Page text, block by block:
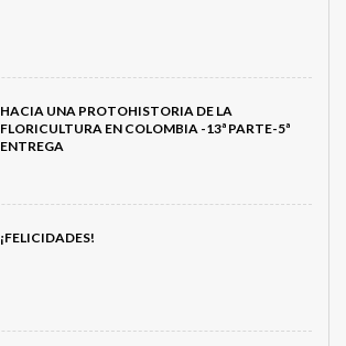
HACIA UNA PROTOHISTORIA DE LA
FLORICULTURA EN COLOMBIA -13ª PARTE-5ª
ENTREGA
¡FELICIDADES!